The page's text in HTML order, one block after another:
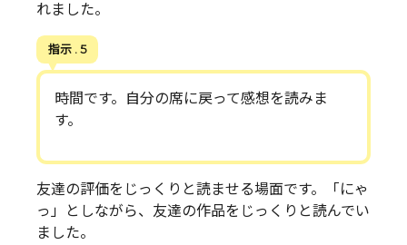
れました。
指示 . 5
時間です。自分の席に戻って感想を読みま
す。
友達の評価をじっくりと読ませる場面です。「にゃ
っ」としながら、友達の作品をじっくりと読んでい
ました。